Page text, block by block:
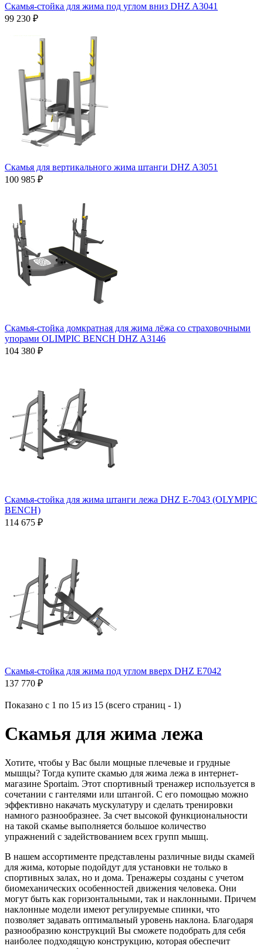
Скамья-стойка для жима под углом вниз DHZ A3041
99 230 ₽
Скамья для вертикального жима штанги DHZ A3051
100 985 ₽
Скамья-стойка домкратная для жима лёжа со страховочными
упорами OLIMPIC BENCH DHZ A3146
104 380 ₽
Скамья-стойка для жима штанги лежа DHZ E-7043 (OLYMPIC
BENCH)
114 675 ₽
Скамья-стойка для жима под углом вверх DHZ E7042
137 770 ₽
Показано с 1 по 15 из 15 (всего страниц - 1)
Скамья для жима лежа
Хотите, чтобы у Вас были мощные плечевые и грудные
мышцы? Тогда купите скамью для жима лежа в интернет-
магазине Sportaim. Этот спортивный тренажер используется в
сочетании с гантелями или штангой. С его помощью можно
эффективно накачать мускулатуру и сделать тренировки
намного разнообразнее. За счет высокой функциональности
на такой скамье выполняется большое количество
упражнений с задействованием всех групп мышц.
В нашем ассортименте представлены различные виды скамей
для жима, которые подойдут для установки не только в
спортивных залах, но и дома. Тренажеры созданы с учетом
биомеханических особенностей движения человека. Они
могут быть как горизонтальными, так и наклонными. Причем
наклонные модели имеют регулируемые спинки, что
позволяет задавать оптимальный уровень наклона. Благодаря
разнообразию конструкций Вы сможете подобрать для себя
наиболее подходящую конструкцию, которая обеспечит